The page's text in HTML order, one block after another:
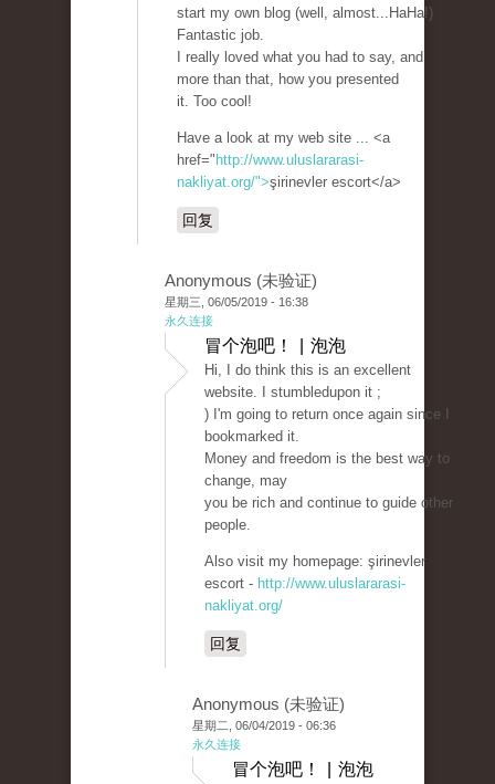
start my own blog (well, almost...HaHa!)
Fantastic job.
I really loved what you had to say, and
more than that, how you presented
it. Too cool!
Have a look at my web site ... <a
href=" http://www.uluslararasi-
nakliyat.org/">şirinevler escort</a>
回复
Anonymous (未验证)
星期三, 06/05/2019 - 16:38
永久连接
冒个泡吧！ | 泡泡
Hi, I do think this is an excellent
website. I stumbledupon it ;
) I'm going to return once again since I
bookmarked it.
Money and freedom is the best way to
change, may
you be rich and continue to guide other
people.
Also visit my homepage: şirinevler
escort - http://www.uluslararasi-
nakliyat.org/
回复
Anonymous (未验证)
星期二, 06/04/2019 - 06:36
永久连接
冒个泡吧！ | 泡泡